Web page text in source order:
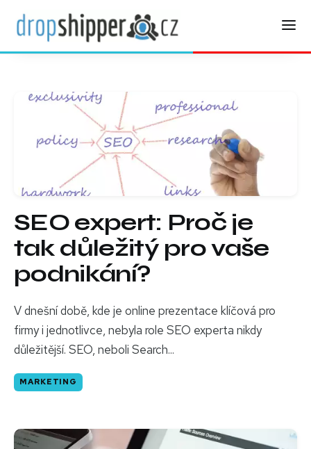
SEO expert: Proč je
tak důležitý pro vaše
podnikání?
V dnešní době, kde je online prezentace klíčová pro
firmy i jednotlivce, nebyla role SEO experta nikdy
důležitější. SEO, neboli Search...
MARKETING